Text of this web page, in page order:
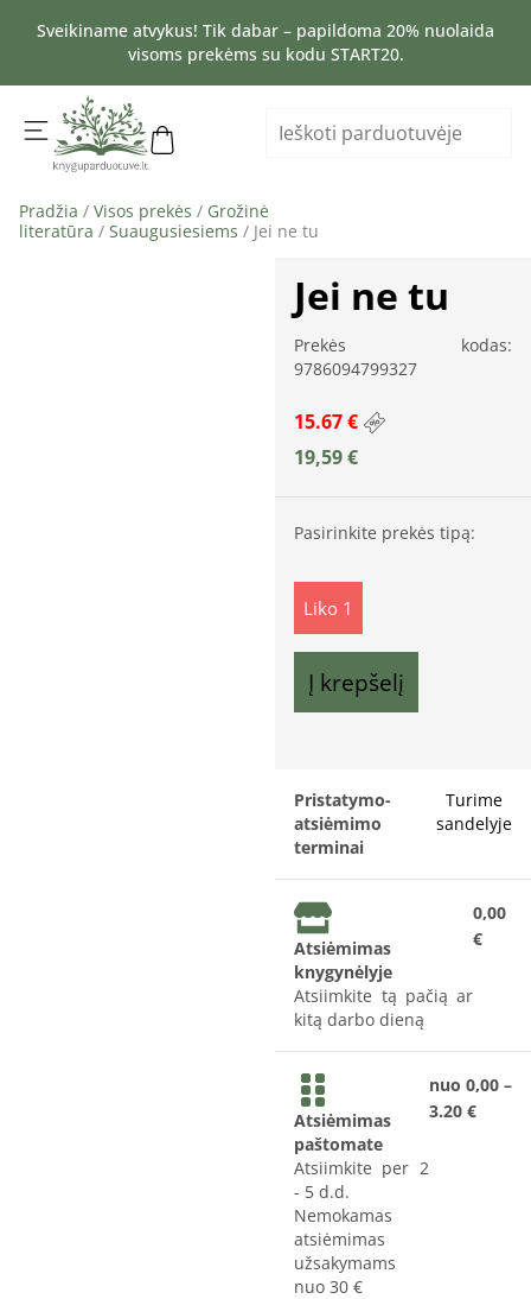
Sveikiname atvykus! Tik dabar – papildoma 20% nuolaida
visoms prekėms su kodu START20.
Pradžia / Visos prekės / Grožinė
literatūra / Suaugusiesiems / Jei ne tu
Jei ne tu
Prekės kodas:
9786094799327
15.67 €
19,59€
Pasirinkite prekės tipą:
Liko 1
Į krepšelį
Pristatymo-
atsiėmimo
terminai
Turime
sandelyje
Atsiėmimas
knygynėlyje
Atsiimkite tą pačią ar
kitą darbo dieną
0,00
€
Atsiėmimas
paštomate
Atsiimkite per 2
- 5 d.d.
Nemokamas
atsiėmimas
užsakymams
nuo 30 €
nuo 0,00 –
3.20 €